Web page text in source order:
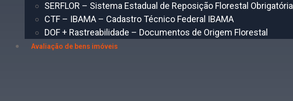
SERFLOR – Sistema Estadual de Reposição Florestal Obrigatória
CTF – IBAMA – Cadastro Técnico Federal IBAMA
DOF + Rastreabilidade – Documentos de Origem Florestal
Avaliação de bens imóveis